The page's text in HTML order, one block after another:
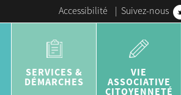
Accessibilité | Suivez-nous
SERVICES &
DÉMARCHES
VIE
ASSOCIATIVE
CITOYENNETÉ